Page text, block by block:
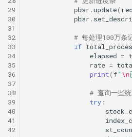
29
30
31
32
33
34
35
36
37
38
39
40
41
42
pbar .update(
pbar .
# 每处理100万条
if
elapsed =
rate =
print(f" \n
# 查询一些统
try :